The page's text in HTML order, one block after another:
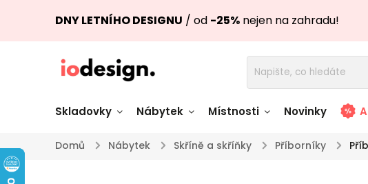
DNY LETNÍHO DESIGNU / od -25% nejen na zahradu!
Skladovky
Židle skladem Stoly skladem
Nábytek Místnosti Novinky
Domů / Nábytek / Skříně a skříňky / Příborníky /